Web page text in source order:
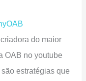
do maior
OAB no youtube
estratégias que